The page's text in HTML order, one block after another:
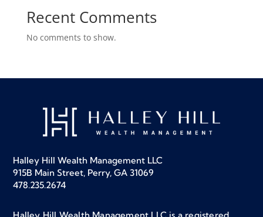
Recent Comments
No comments to show.
Halley Hill Wealth Management LLC
915B Main Street, Perry, GA 31069
478.235.2674